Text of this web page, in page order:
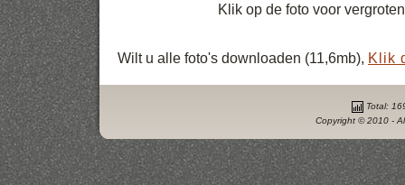
Klik op de foto voor
Wilt u alle foto's downloaden (11,6mb), Klik
Total:
Copyright © 2010 -